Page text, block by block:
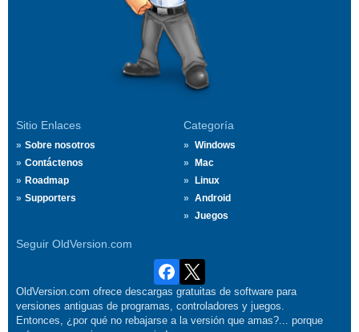
Sitio Enlaces
Sobre nosotros
Contáctenos
Roadmap
Supporters
Categoría
Windows
Mac
Linux
Android
Juegos
Seguir OldVersion.com
OldVersion.com ofrece descargas gratuitas de software para
versiones antiguas de programas, controladores y juegos.
Entonces, ¿por qué no rebajarse a la versión que amas?... porque